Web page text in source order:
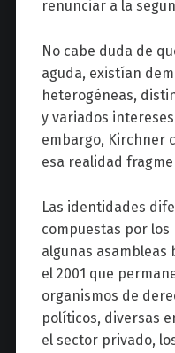
renunciar a la
No cabe duda de
aguda, existían
heterogéneas,
y variados
embargo, Kirchner
esa realidad
Las identidades
compuestas por los
algunas
el 2001 que
organismos de
políticos, diversas
el sector privado,